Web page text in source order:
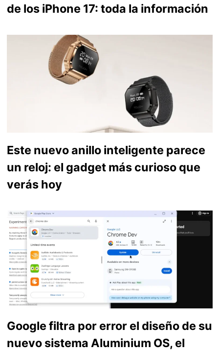
de los iPhone 17: toda la información
Este nuevo anillo inteligente parece
un reloj: el gadget más curioso que
verás hoy
Google filtra por error el diseño de su
nuevo sistema Aluminium OS, el